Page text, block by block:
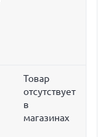
Товар
отсутствует
в
магазинах